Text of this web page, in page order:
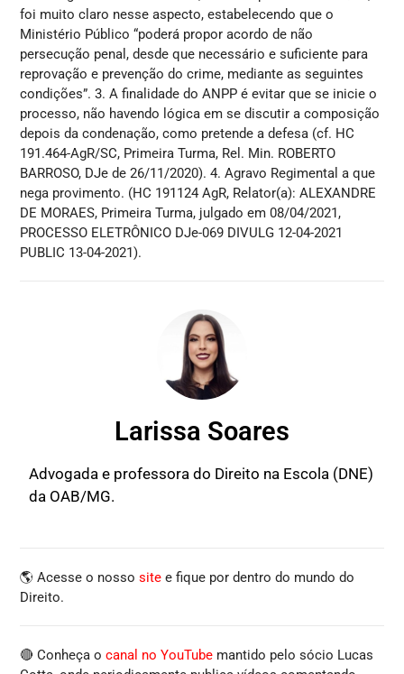
foi muito claro nesse aspecto, estabelecendo que o
Ministério Público “poderá propor acordo de não
persecução penal, desde que necessário e suficiente para
reprovação e prevenção do crime, mediante as seguintes
condições”. 3. A finalidade do ANPP é evitar que se inicie o
processo, não havendo lógica em se discutir a composição
depois da condenação, como pretende a defesa (cf. HC
191.464-AgR/SC, Primeira Turma, Rel. Min. ROBERTO
BARROSO, DJe de 26/11/2020). 4. Agravo Regimental a que
nega provimento. (HC 191124 AgR, Relator(a): ALEXANDRE
DE MORAES, Primeira Turma, julgado em 08/04/2021,
PROCESSO ELETRÔNICO DJe-069 DIVULG 12-04-2021
PUBLIC 13-04-2021).
Larissa Soares
Advogada e professora do Direito na Escola (DNE)
da OAB/MG.
🌎 Acesse o nossosite e fique por dentro do mundo do
Direito.
🔴 Conheça ocanal no YouTube mantido pelo sócio Lucas